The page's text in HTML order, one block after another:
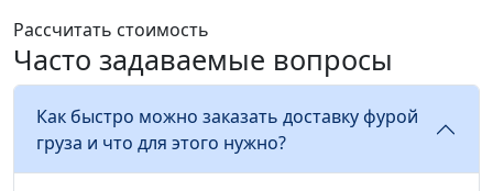
Рассчитать стоимость
Часто задаваемые вопросы
Как быстро можно заказать доставку фурой
груза и что для этого нужно?